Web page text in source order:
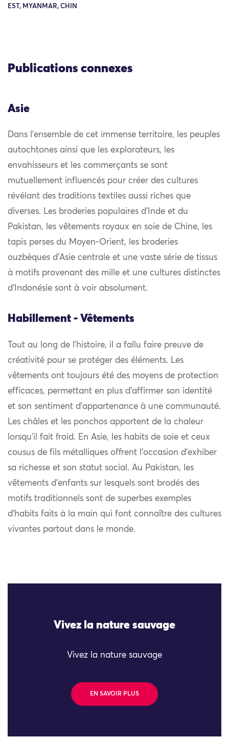
EST, MYANMAR, CHIN
Publications connexes
Asie
Dans l’ensemble de cet immense territoire, les peuples
autochtones ainsi que les explorateurs, les
envahisseurs et les commerçants se sont
mutuellement influencés pour créer des cultures
révélant des traditions textiles aussi riches que
diverses. Les broderies populaires d’Inde et du
Pakistan, les vêtements royaux en soie de Chine, les
tapis perses du Moyen-Orient, les broderies
ouzbèques d’Asie centrale et une vaste série de tissus
à motifs provenant des mille et une cultures distinctes
d’Indonésie sont à voir absolument.
Habillement - Vêtements
Tout au long de l’histoire, il a fallu faire preuve de
créativité pour se protéger des éléments. Les
vêtements ont toujours été des moyens de protection
efficaces, permettant en plus d’affirmer son identité
et son sentiment d’appartenance à une communauté.
Les châles et les ponchos apportent de la chaleur
lorsqu’il fait froid. En Asie, les habits de soie et ceux
cousus de fils métalliques offrent l’occasion d’exhiber
sa richesse et son statut social. Au Pakistan, les
vêtements d’enfants sur lesquels sont brodés des
motifs traditionnels sont de superbes exemples
d’habits faits à la main qui font connaître des cultures
vivantes partout dans le monde.
Vivez la nature sauvage
Vivez la nature sauvage
EN SAVOIR PLUS